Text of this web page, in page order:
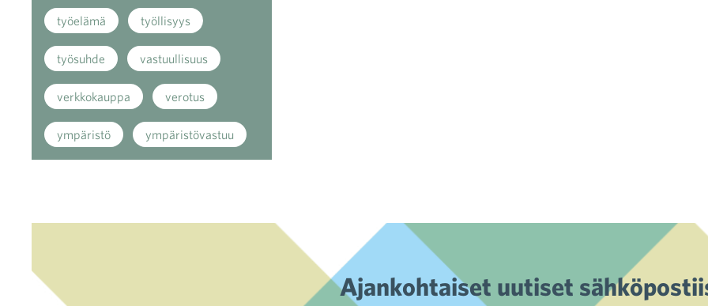
työelämä työllisyys
työsuhde vastuullisuus
verkkokauppa verotus
ympäristö ympäristövastuu
Ajankohtaiset uutiset